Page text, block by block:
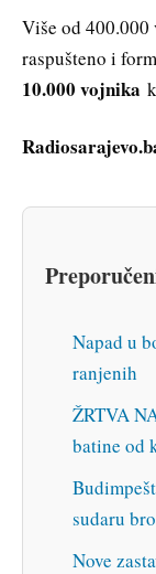
Više od
raspušteno i
10.000 vojnika
Napad u
ranjenih
ŽRTVA
batine od
sudaru
Nove